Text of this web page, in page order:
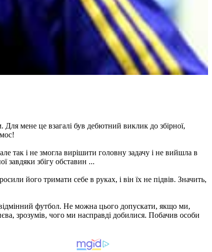
мене це взагалі був дебютний виклик до збірної,
так і не змогла вирішити головну задачу і не вийшла в
завдяки збігу обставин ...
його тримати себе в руках, і він їх не підвів. Значить,
футбол. Не можна цього допускати, якщо ми,
зрозумів, чого ми насправді добилися. Побачив особи